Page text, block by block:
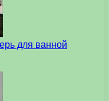
для ванной